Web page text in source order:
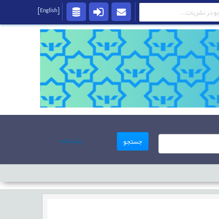
جستجو پیشرفته
[English]